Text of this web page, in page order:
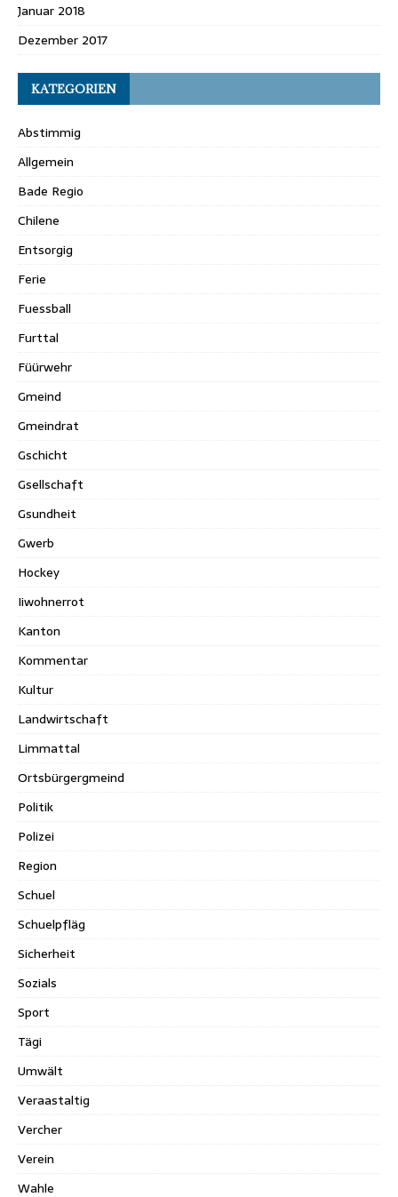
Januar 2018
Dezember 2017
KATEGORIEN
Abstimmig
Allgemein
Bade Regio
Chilene
Entsorgig
Ferie
Fuessball
Furttal
Füürwehr
Gmeind
Gmeindrat
Gschicht
Gsellschaft
Gsundheit
Gwerb
Hockey
Iiwohnerrot
Kanton
Kommentar
Kultur
Landwirtschaft
Limmattal
Ortsbürgergmeind
Politik
Polizei
Region
Schuel
Schuelpfläg
Sicherheit
Sozials
Sport
Tägi
Umwält
Veraastaltig
Vercher
Verein
Wahle